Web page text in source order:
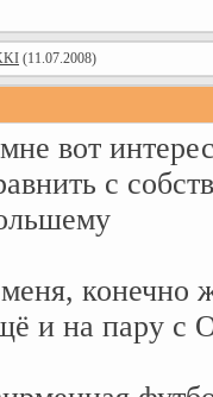
(11.07.2008)
вот
с
конечно
и на пару с